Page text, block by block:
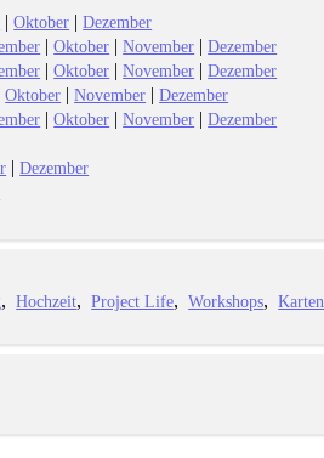
|Oktober |Dezember
|Oktober |November |Dezember
|Oktober |November |Dezember
Oktober |November |Dezember
|Oktober |November |Dezember
|Dezember
Hochzeit Project Life Workshops Karten